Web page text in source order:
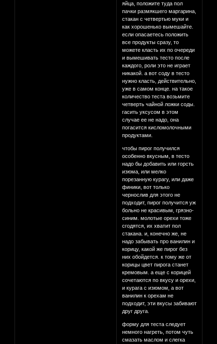
яйца, положите туда пол
пачки размякшего маргарина,
стакан с четвертью муки и
как хорошенько вымешайте.
если опасаетесь положить
все продукты сразу, то
можете класть их по очереди
и вымешивать тесто после
каждого, роли это не играет
никакой. а вот соду в тесто
нужно класть, действительно,
уже в самом конце. на такое
количество теста возьмите
четверть чайной ложки соды.
гасить уксусом в этом
случае ее не надо, она
погасится кисломолочными
продуктами.
чтобы пирог получился
особенно вкусным, в тесто
надо бы добавить или горсть
изюма, или мелко
порезанную курагу, или даже
финики, вот только
чернослив для этого не
подходит, пирог получится уж
больно не красивым, грязно-
синим. молотые орехи тоже
сгодятся, их хватит пол
стакана. и, конечно же, не
надо забывать про ванилин и
корицу, какой же пирог без
них обойдется. к тому же от
корицы цвет пирога станет
кремовым. а еще с корицей
сочетаются по вкусу и орехи,
и курага с изюмом, а вот
ванилин к орехам не
подходит, эти вкусы забивают
друг друга.
форму для теста следует
немного нагреть, потом чуть
смазать маслом и слегка